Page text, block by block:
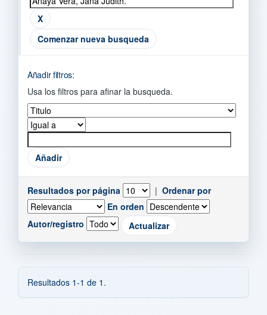
Comenzar nueva busqueda
Añadir filtros:
Usa los filtros para afinar la busqueda.
Resultados por página | Ordenar por
En orden
Autor/registro
Resultados 1-1 de 1.